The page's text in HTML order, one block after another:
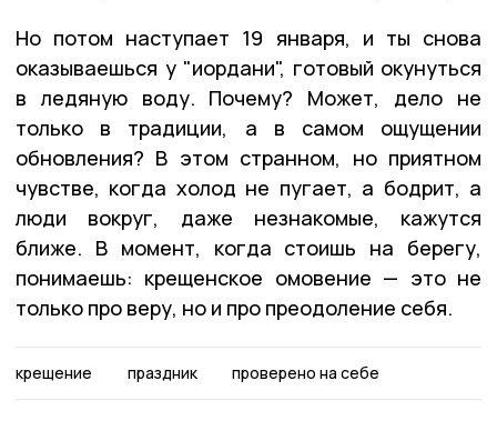
Но потом наступает 19 января, и ты снова
оказываешься у "иордани", готовый окунуться
в ледяную воду. Почему? Может, дело не
только в традиции, а в самом ощущении
обновления? В этом странном, но приятном
чувстве, когда холод не пугает, а бодрит, а
люди вокруг, даже незнакомые, кажутся
ближе. В момент, когда стоишь на берегу,
понимаешь: крещенское омовение — это не
только про веру, но и про преодоление себя.
крещение праздник проверено на себе